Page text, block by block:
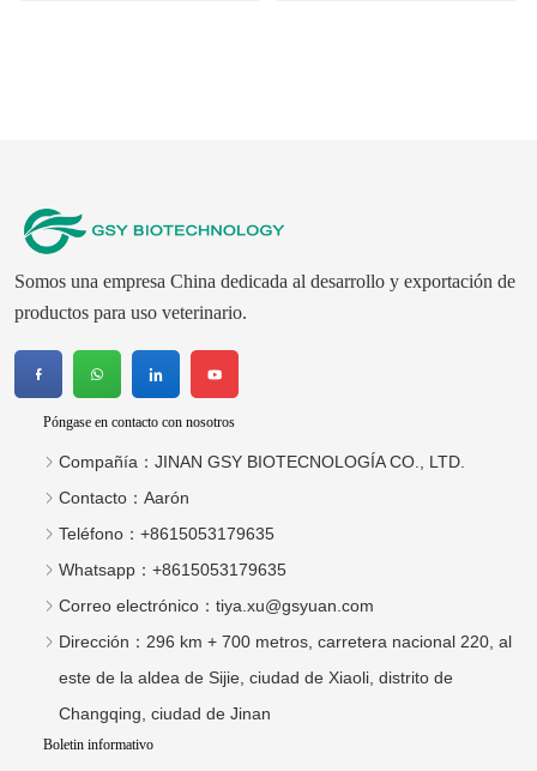
Somos una empresa China dedicada al desarrollo y exportación de
productos para uso veterinario.
Póngase en contacto con nosotros
Compañía： JINAN GSY BIOTECNOLOGÍA CO., LTD.
Contacto： Aarón
Teléfono： +8615053179635
Whatsapp： +8615053179635
Correo electrónico： tiya.xu@gsyuan.com
Dirección： 296 km + 700 metros, carretera nacional 220, al
este de la aldea de Sijie, ciudad de Xiaoli, distrito de
Changqing, ciudad de Jinan
Boletin informativo